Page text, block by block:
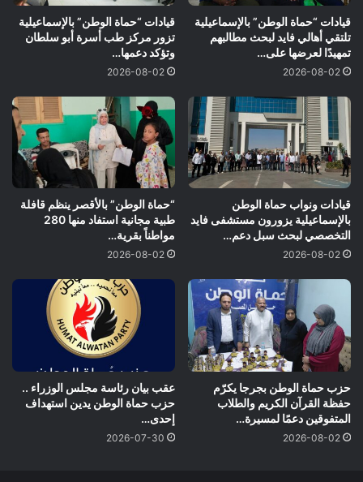
قيادات “حماة الوطن” بالإسماعيلية
تلتقي أهالي فايد لبحث مطالبهم
تمهيدًا لعرضها على…
2026-08-02
قيادات “حماة الوطن” بالإسماعيلية
تزور مركز طب أسرة أبو سلطان
وتؤكد دعمها…
2026-08-02
قيادات ونواب حماة الوطن
بالإسماعيلية يزورون مستشفى فايد
التخصصي لبحث سبل دعم…
2026-08-02
“حماة الوطن” بالأقصر ينظم قافلة
طبية مجانية استفاد منها 280
مواطناً بقرية…
2026-08-02
حزب حماة الوطن بجرجا يكرّم
حفظة القرآن الكريم والطلاب
المتفوقين دعمًا لمسيرة…
2026-08-02
عقب بيان رئاسة مجلس الوزراء ..
حزب حماة الوطن يدين استهداف
إحدى…
2026-07-30